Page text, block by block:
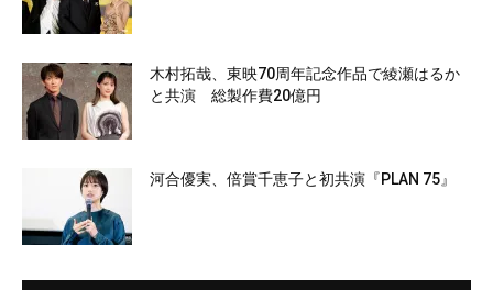
木村拓哉、東映70周年記念作品で綾瀬はるか
と共演 総製作費20億円
河合優実、倍賞千恵子と初共演『PLAN 75』